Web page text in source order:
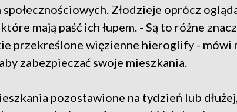
społecznościowych. Złodzieje oprócz
mają paść ich łupem. - Są to różne
przekreślone więzienne hieroglify - mówi
zabezpieczać swoje mieszkania.
pozostawione na tydzień lub